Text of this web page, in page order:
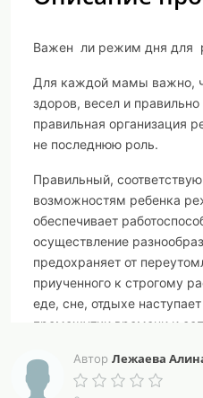
Важен ли режим дня для
Для каждой мамы важно,
здоров, весел и
правильная организация
не последнюю роль.
Правильный,
возможностям ребенка
обеспечивает
осуществление
предохраняет от
приученного к строгому
еде, сне, отдыхе
промежутки времени и
внутренних органов.
заблаговременно
Автор Лежаева